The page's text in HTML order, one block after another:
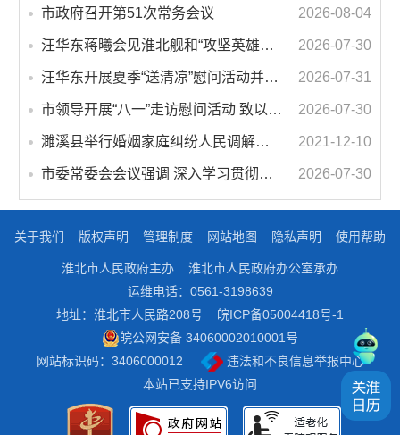
市政府召开第51次常务会议 2026-08-04
汪华东蒋曦会见淮北舰和“攻坚英雄连”官兵代表 2026-07-30
汪华东开展夏季“送清凉”慰问活动并调研专门教育工作 落实落细防暑降温措施 用心用情关爱一线职工 2026-07-31
市领导开展“八一”走访慰问活动 致以节日问候 畅叙鱼水深情 2026-07-30
濉溪县举行婚姻家庭纠纷人民调解委员会暨调解志愿者服务团成立仪式 2021-12-10
市委常委会会议强调 深入学习贯彻习近平总书记重要讲话指示精神 高质量推进城市更新 不断提升本质安全水平 汪华东主持会议 2026-07-30
关于我们 版权声明 管理制度 网站地图 隐私声明 使用帮助
淮北市人民政府主办
淮北市人民政府办公室承办
运维电话：0561-3198639
地址：淮北市人民路208号
皖ICP备05004418号-1
皖公网安备 34060002010001号
网站标识码：3406000012
违法和不良信息举报中心
本站已支持IPV6访问